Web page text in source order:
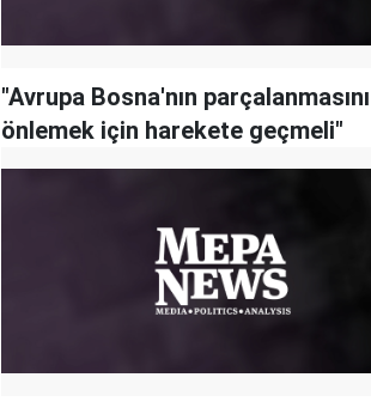
"Avrupa Bosna'nın parçalanmasını
önlemek için harekete geçmeli"